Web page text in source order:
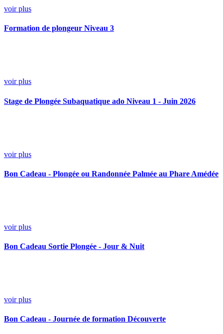
voir plus
Formation de plongeur Niveau 3
voir plus
Stage de Plongée Subaquatique ado Niveau 1 - Juin 2026
voir plus
Bon Cadeau - Plongée ou Randonnée Palmée au Phare Amédée
voir plus
Bon Cadeau Sortie Plongée - Jour & Nuit
voir plus
Bon Cadeau - Journée de formation Découverte